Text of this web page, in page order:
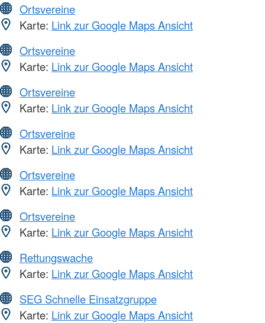
Ortsvereine
Karte: Link zur Google Maps Ansicht
Ortsvereine
Karte: Link zur Google Maps Ansicht
Ortsvereine
Karte: Link zur Google Maps Ansicht
Ortsvereine
Karte: Link zur Google Maps Ansicht
Ortsvereine
Karte: Link zur Google Maps Ansicht
Ortsvereine
Karte: Link zur Google Maps Ansicht
Rettungswache
Karte: Link zur Google Maps Ansicht
SEG Schnelle Einsatzgruppe
Karte: Link zur Google Maps Ansicht